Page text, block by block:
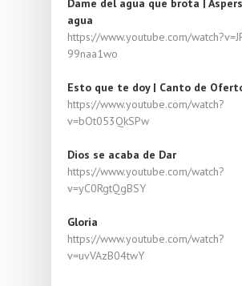
Dame del agua que brota |
agua
https://www.youtube.com/
99naa1wo
Esto que te doy | Canto de
https://www.youtube.com/watch?
v=bOt053QkSPw
Dios se acaba de Dar
https://www.youtube.com/watch?
v=yC0RgtQgBSY
Gloria
https://www.youtube.com/watch?
v=uvVAzB04twY